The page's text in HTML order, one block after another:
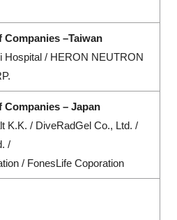
–Taiwan
Hospital / HERON NEUTRON
– Japan
K.K. / DiveRadGel Co., Ltd. /
/
/ FonesLife Coporation